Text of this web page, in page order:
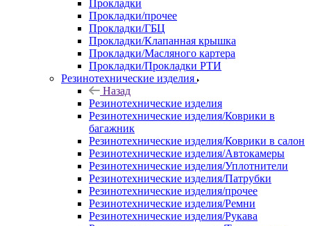
Прокладки
Прокладки/прочее
Прокладки/ГБЦ
Прокладки/Клапанная крышка
Прокладки/Масляного картера
Прокладки/Прокладки РТИ
Резинотехнические изделия
Назад
Резинотехнические изделия
Резинотехнические изделия/Коврики в
багажник
Резинотехнические изделия/Коврики в салон
Резинотехнические изделия/Автокамеры
Резинотехнические изделия/Уплотнители
Резинотехнические изделия/Патрубки
Резинотехнические изделия/прочее
Резинотехнические изделия/Ремни
Резинотехнические изделия/Рукава